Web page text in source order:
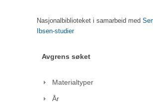
Nasjonalbiblioteket i samarbeid med
Ibsen-studier
Avgrens søket
Materialtyper
År